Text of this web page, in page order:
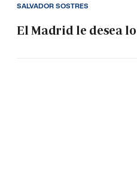
El Madrid le desea
SALVADOR SOSTRES